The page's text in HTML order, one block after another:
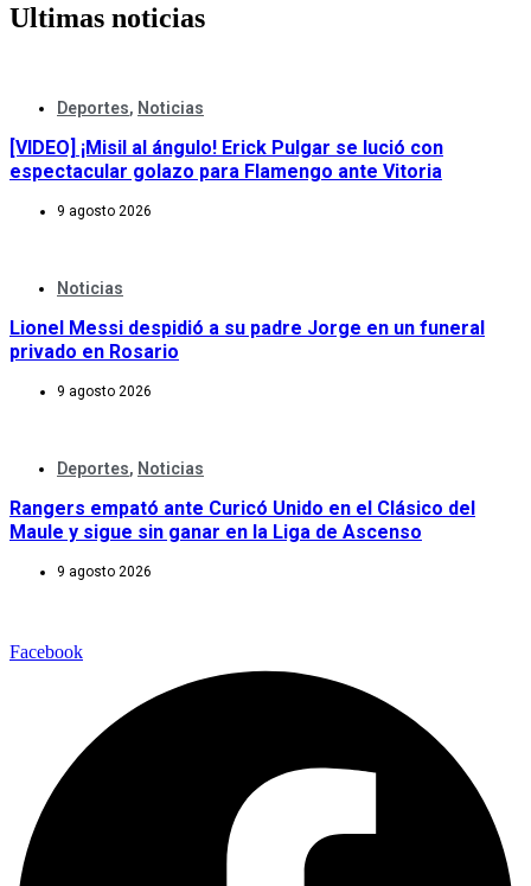
Ultimas noticias
Deportes, Noticias
[VIDEO] ¡Misil al ángulo! Erick Pulgar se lució con
espectacular golazo para Flamengo ante Vitoria
9 agosto 2026
Noticias
Lionel Messi despidió a su padre Jorge en un funeral
privado en Rosario
9 agosto 2026
Deportes, Noticias
Rangers empató ante Curicó Unido en el Clásico del
Maule y sigue sin ganar en la Liga de Ascenso
9 agosto 2026
Facebook